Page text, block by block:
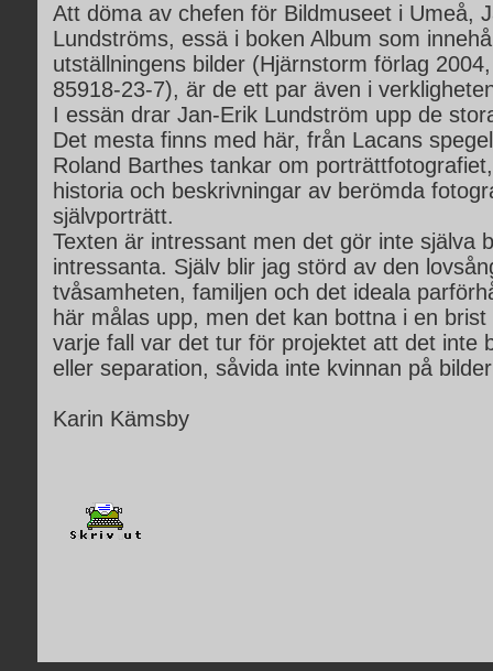
Att döma av chefen för Bildmuseet i Umeå,
Lundströms, essä i boken Album som
utställningens bilder (Hjärnstorm förlag
85918-23-7), är de ett par även i
I essän drar Jan-Erik Lundström upp de
Det mesta finns med här, från Lacans
Roland Barthes tankar om
historia och beskrivningar av berömda
självporträtt.
Texten är intressant men det gör inte själva
intressanta. Själv blir jag störd av den
tvåsamheten, familjen och det ideala
här målas upp, men det kan bottna i en
varje fall var det tur för projektet att det inte
eller separation, såvida inte kvinnan på
Karin Kämsby